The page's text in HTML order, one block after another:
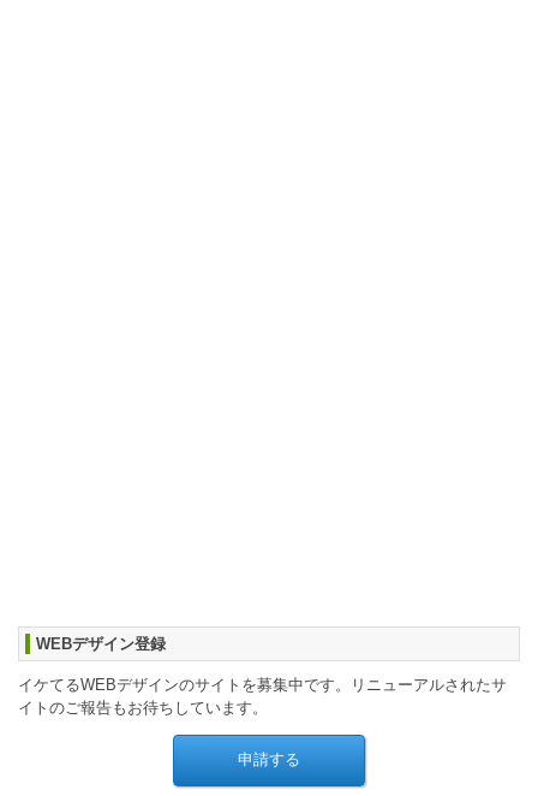
WEBデザイン登録
イケてるWEBデザインのサイトを募集中です。リニューアルされたサ
イトのご報告もお待ちしています。